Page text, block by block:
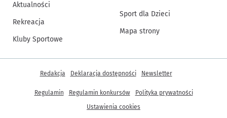
Aktualności
Rekreacja
Kluby Sportowe
Sport dla Dzieci
Mapa strony
Inne informacje
Redakcja Deklaracja dostępności Newsletter
Regulamin Regulamin konkursów
Polityka prywatności
Ustawienia cookies